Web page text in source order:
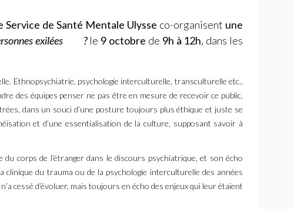
de Santé Mentale Ulysse co-organisent une
exilées ? le 9 octobre de 9h à 12h, dans les
Ethnopsychiatrie, psychologie interculturelle, transculturelle etc.,
des équipes penser ne pas être en mesure de recevoir ce public,
dans un souci d’une posture toujours plus éthique et juste se
et d’une essentialisation de la culture, supposant savoir à
corps de l’étranger dans le discours psychiatrique, et son écho
clinique du trauma ou de la psychologie interculturelle des années
cessé d’évoluer, mais toujours en écho des enjeux qui leur étaient